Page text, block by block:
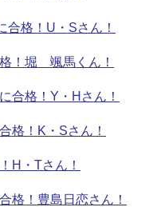
合格！U・Sさん！
！堀 颯馬くん！
合格！Y・Hさん！
格！K・Sさん！
H・Tさん！
格！豊島日恋さん！